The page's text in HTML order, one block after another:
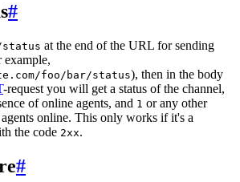
#
at the end of the URL for sending
example,
foo/bar/status), then in the body
-request you will get a status of the channel,
of online agents, and 1 or any other
agents online. This only works if it's a
the code 2xx.
#